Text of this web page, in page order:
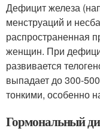
Дефицит железа
менструаций и
распространенная
женщин. При
развивается
выпадает до 300-
тонкими, особенно
Гормональный